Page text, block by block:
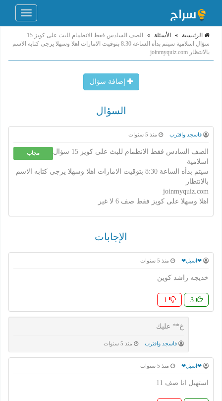
Toggle
الرئيسية » الأسئلة »
الصف السادس فقط الانظمام للبث على كويز 15
سؤال اسلامية سيتم بدأه الساعة 8:30 بتوقيت الامارات اهلا وسهلا يرجى كتابه الاسم
بالانتظار joinmyquiz.com
إضافة سؤال
السؤال
فاسجد واقترب منذ 5 سنوات
مجاب
الصف السادس فقط الانظمام للبث على كويز 15 سؤال
اسلامية
سيتم بدأه الساعة 8:30 بتوقيت الامارات اهلا وسهلا يرجى كتابه الاسم
بالانتظار
joinmyquiz.com
اهلا وسهلا على كويز فقط صف 6 لا غير
الإجابات
❤اسيل❤ منذ 5 سنوات
خديجه راشد كوين
3
1
خ** عليك
فاسجد واقترب منذ 5 سنوات
❤اسيل❤ منذ 5 سنوات
استهبل انا صف 11